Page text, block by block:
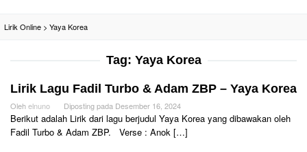
Lirik Online > Yaya Korea
Tag: Yaya Korea
Lirik Lagu Fadil Turbo & Adam ZBP – Yaya Korea
Olehelnuno Diposting pada Desember 16, 2024
Berikut adalah Lirik dari lagu berjudul Yaya Korea yang dibawakan oleh
Fadil Turbo & Adam ZBP. Verse : Anok […]